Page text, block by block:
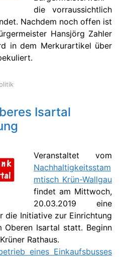
die vorraussichtlich
Nachdem noch offen ist
Hansjörg Zahler
in dem Merkurartikel über
Isartal
Veranstaltet vom
Nachhaltigkeitsstam
mtisch Krün-Wallgau
findet am Mittwoch,
20.03.2019 eine
die Initiative zur Einrichtung
Oberen Isartal statt. Beginn
Rathaus.
eines Einkaufsbusses